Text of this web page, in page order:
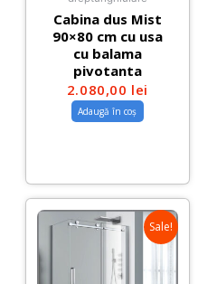
Cabina dus Mist
90×80 cm cu usa
cu balama
pivotanta
2.080,00 lei
Adaugă în coș
Sale!